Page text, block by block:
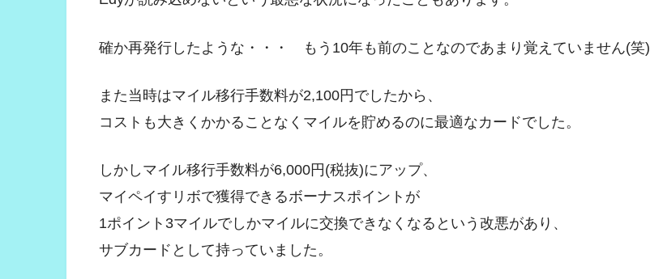
確か再発行したような・・・ もう10年も前のことなのであまり覚えていません(笑)
また当時はマイル移行手数料が2,100円でしたから、
コストも大きくかかることなくマイルを貯めるのに最適なカードでした。
しかしマイル移行手数料が6,000円(税抜)にアップ、
マイペイすリボで獲得できるボーナスポイントが
1ポイント3マイルでしかマイルに交換できなくなるという改悪があり、
サブカードとして持っていました。